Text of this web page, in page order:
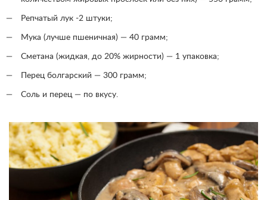
Репчатый лук -2 штуки;
Мука (лучше пшеничная) — 40 грамм;
Сметана (жидкая, до 20% жирности) — 1 упаковка;
Перец болгарский — 300 грамм;
Соль и перец — по вкусу.